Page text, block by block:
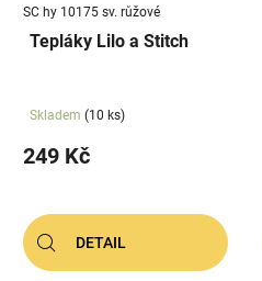
SC hy 10175 sv. růžové
Tepláky Lilo a Stitch
Skladem (10 ks)
249 Kč
DETAIL